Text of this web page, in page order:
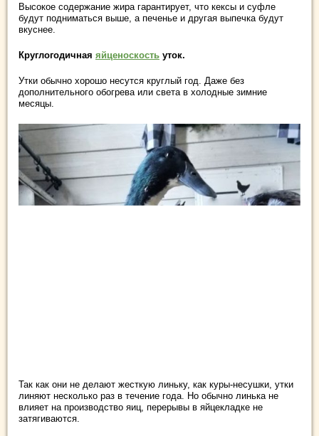
Высокое содержание жира гарантирует, что кексы и суфле
будут подниматься выше, а печенье и другая выпечка будут
вкуснее.
Круглогодичная яйценоскость уток.
Утки обычно хорошо несутся круглый год. Даже без
дополнительного обогрева или света в холодные зимние
месяцы.
Так как они не делают жесткую линьку, как куры-несушки, утки
линяют несколько раз в течение года. Но обычно линька не
влияет на производство яиц, перерывы в яйцекладке не
затягиваются.